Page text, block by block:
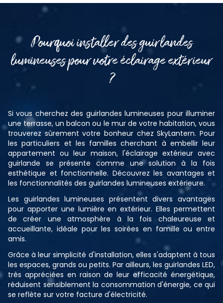
Pourquoi installer des guirlandes
lumineuses pour votre éclairage extérieur
?
Si vous cherchez des guirlandes lumineuses pour illuminer
une terrasse, un balcon ou le mur de votre habitation, vous
trouverez sûrement votre bonheur chez SkyLantern. Pour
les particuliers et les familles cherchant à embellir leur
appartement ou leur maison, l'éclairage extérieur avec
guirlande se présente comme une solution à la fois
esthétique et fonctionnelle. Découvrez les avantages et
les fonctionnalités des guirlandes lumineuses extérieure.
Les guirlandes lumineuses présentent divers avantages
pour apporter une lumière en extérieur. Elles permettent
de créer une atmosphère à la fois chaleureuse et
accueillante, idéale pour les soirées en famille ou entre
amis.
Grâce à leur simplicité d'installation, elles s'adaptent à tous
les espaces, grands ou petits. Par ailleurs, les guirlandes LED,
très appréciées en raison de leur efficacité énergétique,
réduisent sensiblement la consommation d'énergie, ce qui
se reflète sur votre facture d'électricité.